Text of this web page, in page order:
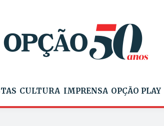
CULTURA IMPRENSA OPÇÃO PLAY